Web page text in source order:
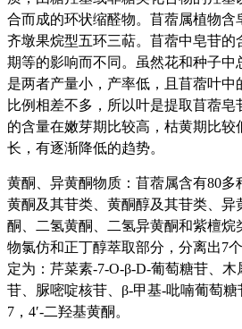
合而成的环状缩醛物。苜蓿属植物含
齐墩果烷型五环三萜。苜蓿中皂苷的
期等的影响而不同。虽然花和种子中
是两者产量小，产率低，且苜蓿叶中
比例相差不多，所以叶是提取苜蓿
的含量在嫩芽期比较高，枯黄期比较
长，有逐渐降低的趋势。
黄酮、异黄酮物质： 苜蓿属含有80多
黄酮及其苷类、黄酮醇及其苷类、异
酮、二氢黄酮、二氢异黄酮和紫檀烷
物氯仿和正丁醇萃取部分，分离出7
定为：芹菜素-7-O-β-D-葡萄糖苷、
苷、脲嘧啶核苷、β-甲基-吡喃葡萄糖
7，4′-二羟基黄酮。